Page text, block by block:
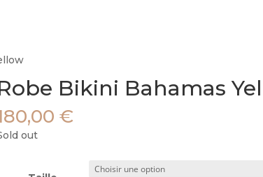
Bikini Bahamas
€
out